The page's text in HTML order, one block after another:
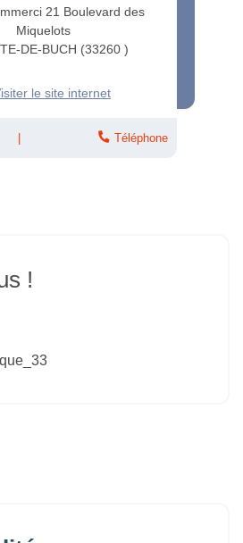
21 Boulevard des
Miquelots
DE-BUCH (33260 )
le site internet
Téléphone
!